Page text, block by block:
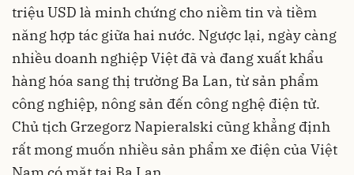
triệu USD là minh chứng cho niềm tin và tiềm
năng hợp tác giữa hai nước. Ngược lại, ngày càng
nhiều doanh nghiệp Việt đã và đang xuất khẩu
hàng hóa sang thị trường Ba Lan, từ sản phẩm
công nghiệp, nông sản đến công nghệ điện tử.
Chủ tịch Grzegorz Napieralski cũng khẳng định
rất mong muốn nhiều sản phẩm xe điện của Việt